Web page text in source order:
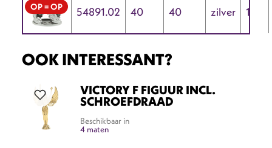
OP = OP 54891.02 40 40 zilver 1
OOK INTERESSANT?
VICTORY F FIGUUR INCL.
SCHROEFDRAAD
Beschikbaar in
4 maten